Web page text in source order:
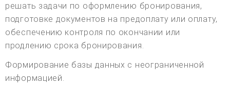
решать задачи по оформлению бронирования,
подготовке документов на предоплату или оплату,
обеспечению контроля по окончании или
продлению срока бронирования.
Формирование базы данных с неограниченной
информацией.